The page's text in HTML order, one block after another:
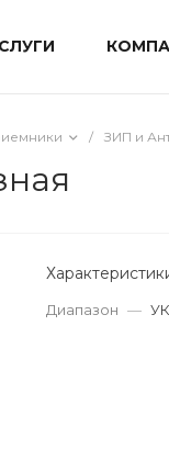
/ ЗИП и
Диапазон —